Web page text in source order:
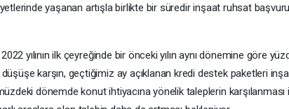
yaşanan artışla birlikte bir süredir inşaat ruhsat
2022 yılının ilk çeyreğinde bir önceki yılın aynı dönemine göre
karşın, geçtiğimiz ay açıklanan kredi destek paketleri
dönemde konut ihtiyacına yönelik taleplerin